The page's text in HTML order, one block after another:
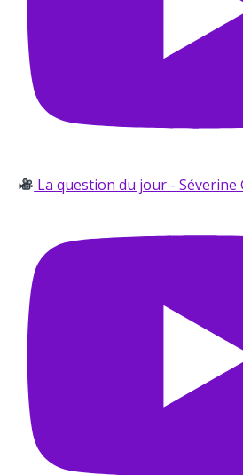
La question du jour - Séverine